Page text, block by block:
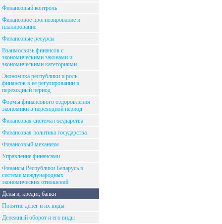
Финансовый контроль
Финансовое прогнозирование и
планирование
Финансовые ресурсы
Взаимосвязь финансов с
экономическими законами и
экономическими категориями
Экономика республики и роль
финансов в ее регулировании в
переходный период
Формы финансового оздоровления
экономики в переходной период
Финансовая система государства
Финансовая политика государства
Финансовый механизм
Управление финансами
Финансы Республики Беларусь в
системе международных
экономических отношений
Деньги, кредит, банки
Понятие денег и их виды
Денежный оборот и его виды